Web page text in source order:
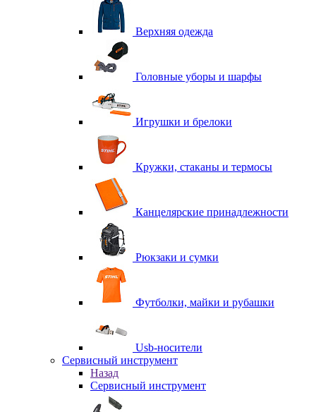
Верхняя одежда
Головные уборы и шарфы
Игрушки и брелоки
Кружки, стаканы и термосы
Канцелярские принадлежности
Рюкзаки и сумки
Футболки, майки и рубашки
Usb-носители
Сервисный инструмент
Назад
Сервисный инструмент